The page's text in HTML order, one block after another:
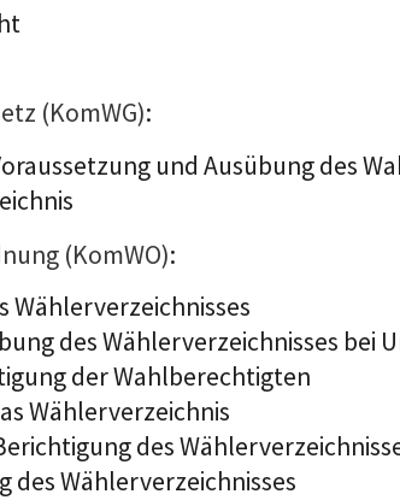
(KomWG):
und Ausübung des
(KomWO):
Wählerverzeichnisses
des Wählerverzeichnisses bei
der Wahlberechtigten
Wählerverzeichnis
des
des Wählerverzeichnisses